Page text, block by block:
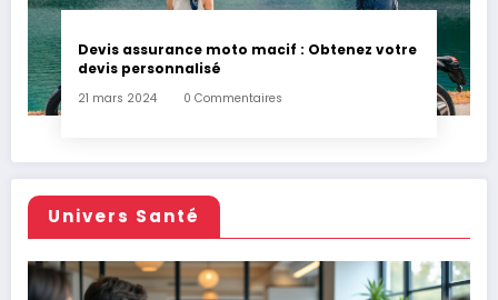
Devis assurance moto macif : Obtenez votre
devis personnalisé
21 mars 2024 0 Commentaires
Univers Santé